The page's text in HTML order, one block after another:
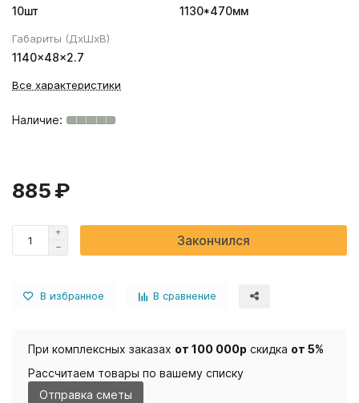
10шт 1130*470мм
Габариты (ДхШхВ)
1140×48×2.7
Все характеристики
885 ₽
Закончился
В избранное В сравнение
При комплексных заказах от 100 000р скидка от 5%
Рассчитаем товары по вашему списку
Отправка сметы